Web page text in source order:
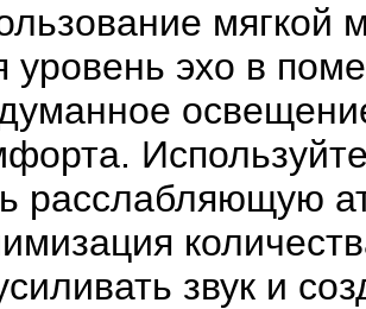
мягкой
уровень эхо в
расслабляющую
звук и